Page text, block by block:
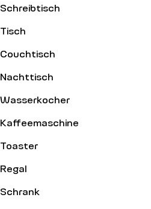
Schreibtisch
Tisch
Couchtisch
Nachttisch
Wasserkocher
Kaffeemaschine
Toaster
Regal
Schrank